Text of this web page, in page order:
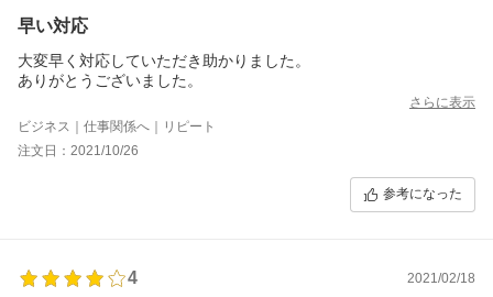
早い対応
大変早く対応していただき助かりました。
ありがとうございました。
さらに表示
ビジネス｜仕事関係へ｜リピート
注文日：2021/10/26
参考になった
4 2021/02/18